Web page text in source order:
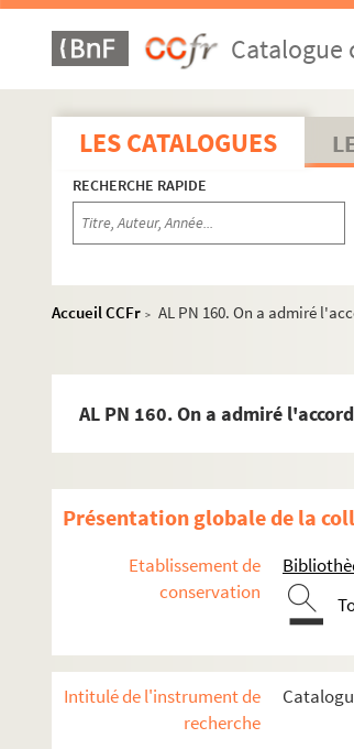
Catalogue
LES CATALOGUES
RECHERCHE RAPIDE
Accueil CCFr > AL PN 160. On a admiré
AL PN 160. On a admiré
Présentation globale de la
Etablissement de
conservation
Intitulé de l'instrument de
recherche
AL PN 132. On se tire quelque fois
AL PN 133. Dire que les journaux
AL PN 134. Au sujet de l'Esperanto
AL PN 135. Quand on dit qu'un
AL PN 136. "Mouvement de folie"
AL PN 137. Syndicats ensemble
AL PN 138. L'étudiant me dit : "il y a
AL PN 143. Toutes ces négociations
AL PN 146. Il est clair que je parle de
AL PN 148. Mai nous arrive et les
AL PN 149. Ces messieurs des
AL PN 151. Nous garderons le souvenir
AL PN 152. La discussion véritable